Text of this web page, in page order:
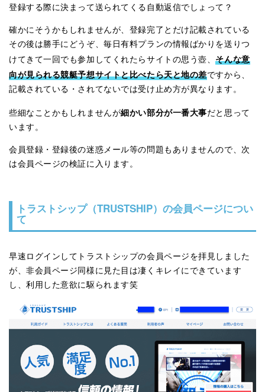
登録する際に決まって送られてくる自動返信でしょって？
確かにそうかもしれませんが、登録完了とだけ記載されている
その後は勝手にどうぞ、毎日有料プランの情報ばかりを送りつ
けてきて一回でも参加してくれたらサイトの思う壺、そんな意
向が見られる競艇予想サイトと比べたら天と地の差ですから、
記載されている・されてないでは受け止め方が異なります。
些細なことかもしれませんが細かい部分が一番大事だと思って
います。
会員登録・登録後の迷惑メール等の問題もありませんので、次
は会員ページの検証に入ります。
トラストシップ（TRUSTSHIP）の会員ページについ
て
早速ログインしてトラストシップの会員ページを拝見しました
が、非会員ページ同様に見た目は凄くキレイにできています
し、利用した意欲に駆られます笑